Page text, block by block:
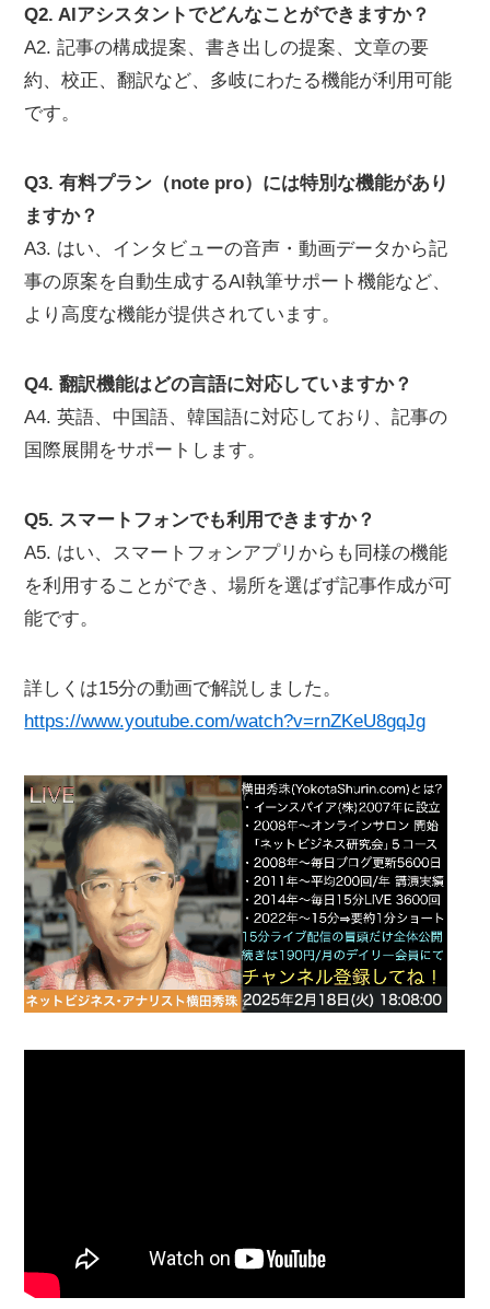
Q2. AIアシスタントでどんなことができますか？
A2. 記事の構成提案、書き出しの提案、文章の要
約、校正、翻訳など、多岐にわたる機能が利用可能
です。
Q3. 有料プラン（note pro）には特別な機能があり
ますか？
A3. はい、インタビューの音声・動画データから記
事の原案を自動生成するAI執筆サポート機能など、
より高度な機能が提供されています。
Q4. 翻訳機能はどの言語に対応していますか？
A4. 英語、中国語、韓国語に対応しており、記事の
国際展開をサポートします。
Q5. スマートフォンでも利用できますか？
A5. はい、スマートフォンアプリからも同様の機能
を利用することができ、場所を選ばず記事作成が可
能です。
詳しくは15分の動画で解説しました。
https://www.youtube.com/watch?v=rnZKeU8gqJg